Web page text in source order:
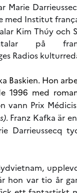
Marie
med Institut
Kim Thúy och
på
Radios
Baskien. Hon
1996 med
vann Prix
. Franz Kafka är
Darrieussecq
hon var tio år